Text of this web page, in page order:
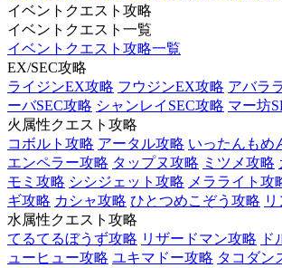
イベントクエスト攻略
イベントクエスト一覧
イベントクエスト攻略一覧
EX/SEC攻略
ライジンEX攻略 フウジンEX攻略 アバラ
ーバSEC攻略 シャンレイSEC攻略 マー坊
火属性クエスト攻略
コボルト攻略 アータル攻略 いったんもめ
エンペラー攻略 タップヌ攻略 ミツメ攻略
モミ攻略 シシジェット攻略 メラライト攻
ギ攻略 カシャ攻略 ひとつめこぞう攻略
水属性クエスト攻略
てるてるぼうず攻略 リザードマン攻略 ド
ューヒュー攻略 ユキマドー攻略 タコダン